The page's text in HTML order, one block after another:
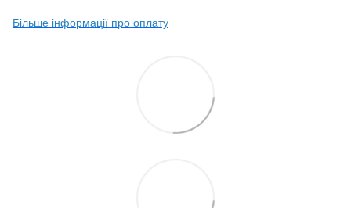
Більше інформації про оплату